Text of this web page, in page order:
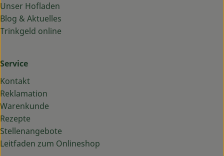
Unser Hofladen
Blog & Aktuelles
Trinkgeld online
Service
Kontakt
Reklamation
Warenkunde
Rezepte
Stellenangebote
Leitfaden zum Onlineshop